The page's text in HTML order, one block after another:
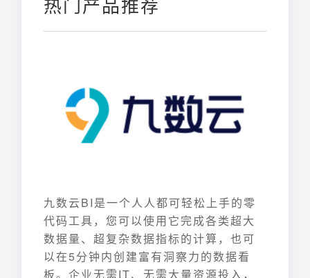
九数云BI是一个人人都可轻松上手的零
代码工具，您可以使用它完成各类超大
数据量、超复杂数据指标的计算，也可
以在5分钟内创建富有洞察力的数据看
板。企业无需IT、无需大量资源投入，